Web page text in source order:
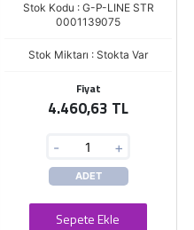
Stok Kodu : G-P-LINE STR
0001139075
Stok Miktarı : Stokta Var
Fiyat
4.460,63 TL
- +
ADET
Sepete Ekle